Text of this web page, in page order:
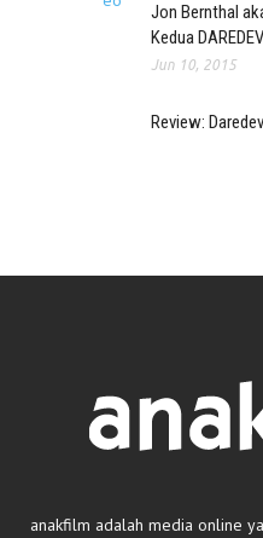
Jon Bernthal
Kedua
Jun 10, 2015
Review:
anakfilm adalah media online